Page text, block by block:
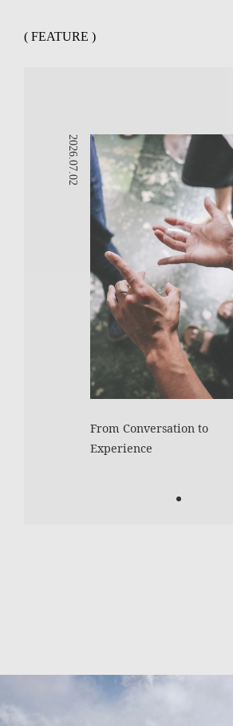
( FEATURE )
2026.07.02
From Conversation to
Experience